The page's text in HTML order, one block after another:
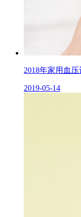
2018年家用血
2019-05-14